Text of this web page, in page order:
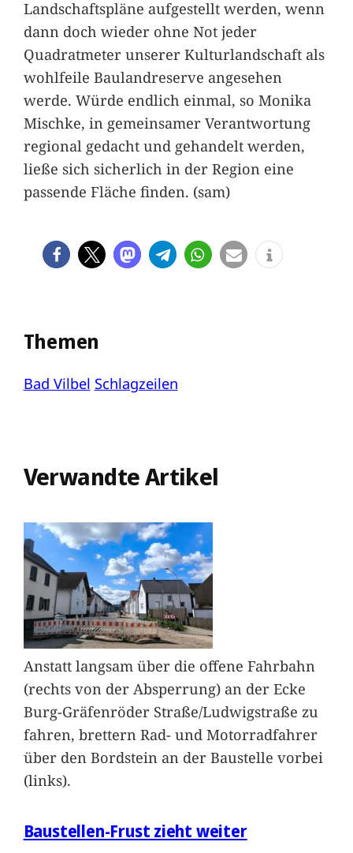
Landschaftspläne aufgestellt werden, wenn
dann doch wieder ohne Not jeder
Quadratmeter unserer Kulturlandschaft als
wohlfeile Baulandreserve angesehen
werde. Würde endlich einmal, so Monika
Mischke, in gemeinsamer Verantwortung
regional gedacht und gehandelt werden,
ließe sich sicherlich in der Region eine
passende Fläche finden. (sam)
Themen
Bad Vilbel Schlagzeilen
Verwandte Artikel
Anstatt langsam über die offene Fahrbahn
(rechts von der Absperrung) an der Ecke
Burg-Gräfenröder Straße/Ludwigstraße zu
fahren, brettern Rad- und Motorradfahrer
über den Bordstein an der Baustelle vorbei
(links).
Baustellen-Frust zieht weiter